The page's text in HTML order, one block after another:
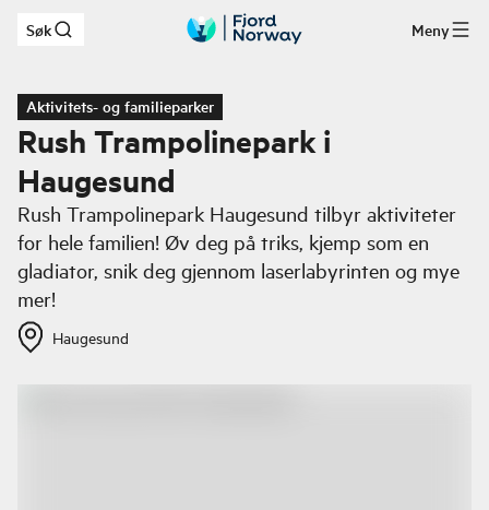
Hopp til hovedinnhold
Søk Meny
Aktivitets- og familieparker
Rush Trampolinepark i
Haugesund
Rush Trampolinepark Haugesund tilbyr aktiviteter
for hele familien! Øv deg på triks, kjemp som en
gladiator, snik deg gjennom laserlabyrinten og mye
mer!
Haugesund